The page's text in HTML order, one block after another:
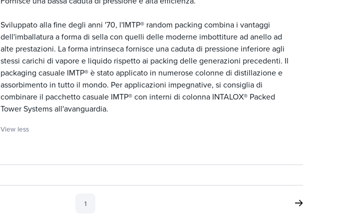
Sviluppato alla fine degli anni '70, l'IMTP® random packing combina i vantaggi
dell'imballatura a forma di sella con quelli delle moderne imbottiture ad anello ad
alte prestazioni. La forma intrinseca fornisce una caduta di pressione inferiore agli
stessi carichi di vapore e liquido rispetto ai packing delle generazioni precedenti. Il
packaging casuale IMTP® è stato applicato in numerose colonne di distillazione e
assorbimento in tutto il mondo. Per applicazioni impegnative, si consiglia di
combinare il pacchetto casuale IMTP® con interni di colonna INTALOX® Packed
Tower Systems all'avanguardia.
View less
1